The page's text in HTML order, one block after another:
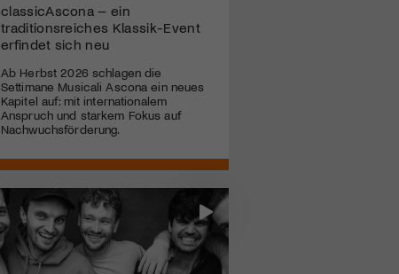
classicAscona – ein
traditionsreiches Klassik-Event
erfindet sich neu
Ab Herbst 2026 schlagen die
Settimane Musicali Ascona ein neues
Kapitel auf: mit internationalem
Anspruch und starkem Fokus auf
Nachwuchsförderung.